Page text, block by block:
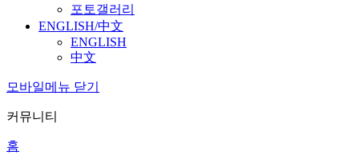
포토갤러리
ENGLISH/中文
ENGLISH
中文
모바일메뉴 닫기
커뮤니티
홈